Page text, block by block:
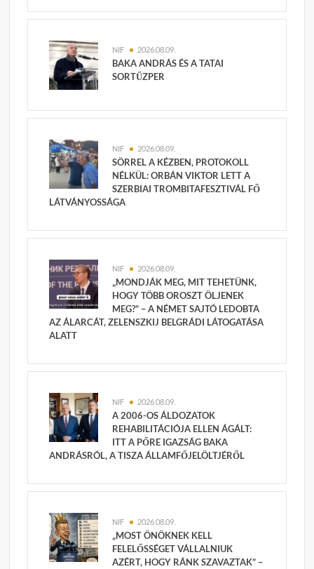
NIF 2026.08.09.
BAKA ANDRÁS ÉS A TATAI
SORTŰZPER
NIF 2026.08.09.
SÖRREL A KÉZBEN, PROTOKOLL
NÉLKÜL: ORBÁN VIKTOR LETT A
SZERBIAI TROMBITAFESZTIVÁL FŐ
LÁTVÁNYOSSÁGA
NIF 2026.08.09.
„MONDJÁK MEG, MIT TEHETÜNK,
HOGY TÖBB OROSZT ÖLJENEK
MEG?” – A NÉMET SAJTÓ LEDOBTA
AZ ÁLARCÁT, ZELENSZKIJ BELGRÁDI LÁTOGATÁSA
ALATT
NIF 2026.08.09.
A 2006-OS ÁLDOZATOK
REHABILITÁCIÓJA ELLEN ÁGÁLT:
ITT A PŐRE IGAZSÁG BAKA
ANDRÁSRÓL, A TISZA ÁLLAMFŐJELÖLTJÉRŐL
NIF 2026.08.09.
„MOST ÖNÖKNEK KELL
FELELŐSSÉGET VÁLLALNIUK
AZÉRT, HOGY RÁNK SZAVAZTAK” –